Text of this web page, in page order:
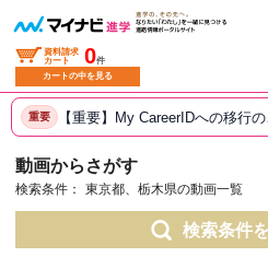
資料請求
カート
0件
カートの中を見る
重要 【重要】My CareerIDへの移行
動画からさがす
検索条件： 東京都、栃木県の動画一覧
検索条件